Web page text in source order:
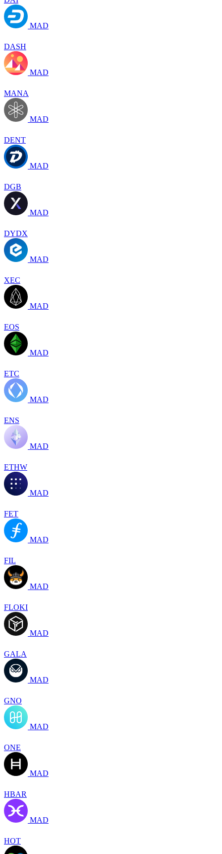
MAD
DASH
MAD
MANA
MAD
DENT
MAD
DGB
MAD
DYDX
MAD
XEC
MAD
EOS
MAD
ETC
MAD
ENS
MAD
ETHW
MAD
FET
MAD
FIL
MAD
FLOKI
MAD
GALA
MAD
GNO
MAD
ONE
MAD
HBAR
MAD
HOT